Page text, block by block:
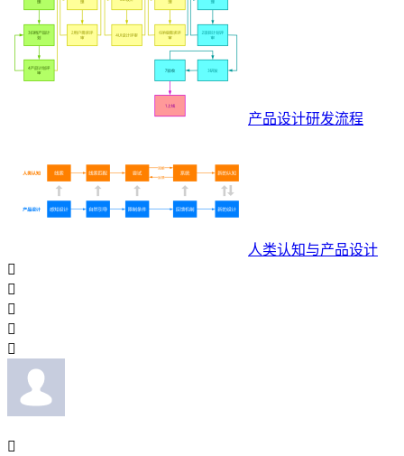
产品设计研发流程
人类认知与产品设计





